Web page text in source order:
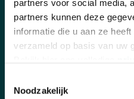
partners voor social media,
partners kunnen deze
informatie die u aan ze
verzameld op basis van uw
Noodzakelijk
CATEGORIEËN
Horloges
Sieraden